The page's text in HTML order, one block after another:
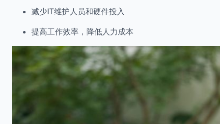
减少IT维护人员和硬件投入
提高工作效率，降低人力成本